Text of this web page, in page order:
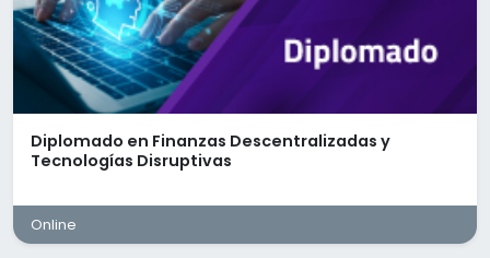
Deberás contar con lo siguiente:
Licenciatura en Contaduría (Pasante,
Titulado).
Experiencia mínima de 4 a 6 años en
consultoría y/o cumplimiento fiscal.
Manejo avanzado de paquetería office y
Conocimientos en materia de ISR, análisis y
Diplomado en Finanzas Descentralizadas y
Tecnologías Disruptivas
Online